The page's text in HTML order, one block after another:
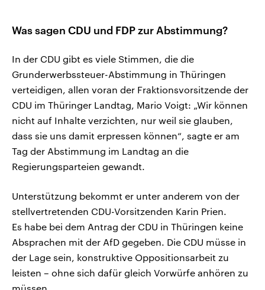
Was sagen CDU und FDP zur Abstimmung?
In der CDU gibt es viele Stimmen, die die
Grunderwerbssteuer-Abstimmung in Thüringen
verteidigen, allen voran der Fraktionsvorsitzende der
CDU im Thüringer Landtag, Mario Voigt: „Wir können
nicht auf Inhalte verzichten, nur weil sie glauben,
dass sie uns damit erpressen können“, sagte er am
Tag der Abstimmung im Landtag an die
Regierungsparteien gewandt.
Unterstützung bekommt er unter anderem von der
stellvertretenden CDU-Vorsitzenden Karin Prien.
Es habe bei dem Antrag der CDU in Thüringen keine
Absprachen mit der AfD gegeben. Die CDU müsse in
der Lage sein, konstruktive Oppositionsarbeit zu
leisten – ohne sich dafür gleich Vorwürfe anhören zu
müssen.